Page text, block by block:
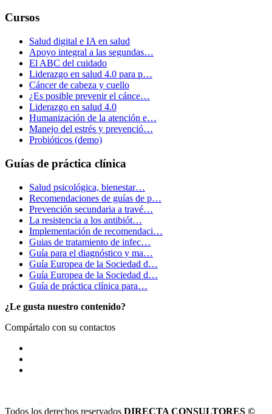
Cursos
Salud digital e IA en salud
Apoyo integral a las segundas…
El ABC del cuidado
Liderazgo en salud 4.0 para p…
Cáncer de cabeza y cuello
¿Es posible prevenir el cánce…
Liderazgo en salud 4.0
Humanización de la atención e…
Manejo del estrés y prevenció…
Probióticos (demo)
Guías de práctica clínica
Salud psicológica, bienestar…
Recomendaciones de guías de p…
Prevención secundaria a travé…
La resistencia a los antibiót…
Implementación de recomendaci…
Guias de tratamiento de infec…
Guía para el diagnóstico y ma…
Guía Europea de la Sociedad d…
Guía Europea de la Sociedad d…
Guía de práctica clínica para…
¿Le gusta nuestro contenido?
Compártalo con su contactos
Todos los derechos reservados DIRECTA CONSULTORES ©